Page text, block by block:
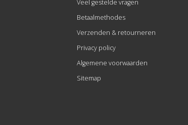
Veel gestelde vragen
Betaalmethodes
Verzenden & retourneren
Privacy policy
Algemene voorwaarden
Sitemap